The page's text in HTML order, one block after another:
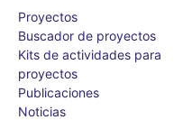
Proyectos
Buscador de proyectos
Kits de actividades para
proyectos
Publicaciones
Noticias